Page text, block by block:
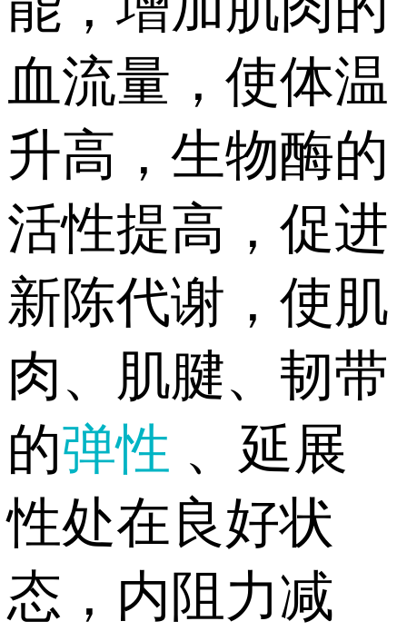
血流量，使体温
升高，生物酶的
活性提高，促进
新陈代谢，使肌
肉、肌腱、韧带
的弹性 、延展
性处在良好状
态，内阻力减